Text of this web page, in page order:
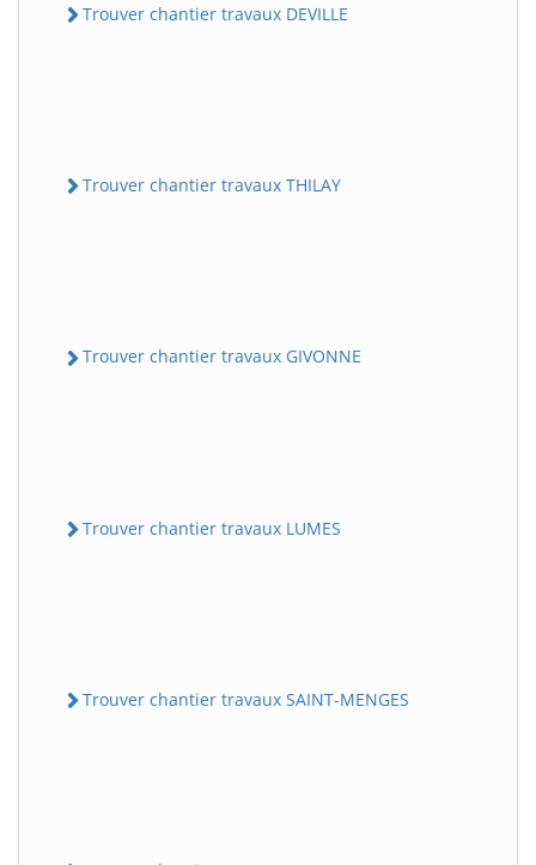
Trouver chantier travaux DEVILLE
Trouver chantier travaux THILAY
Trouver chantier travaux GIVONNE
Trouver chantier travaux LUMES
Trouver chantier travaux SAINT-MENGES